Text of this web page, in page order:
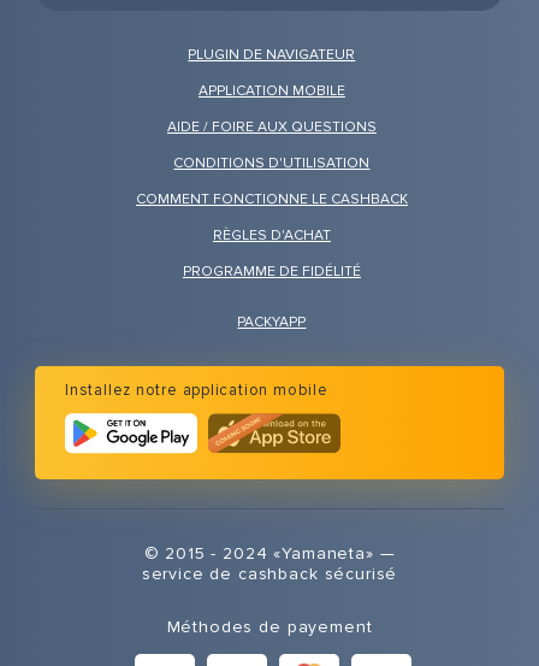
PLUGIN DE NAVIGATEUR
APPLICATION MOBILE
AIDE / FOIRE AUX QUESTIONS
CONDITIONS D'UTILISATION
COMMENT FONCTIONNE LE CASHBACK
RÈGLES D'ACHAT
PROGRAMME DE FIDÉLITÉ
PACKYAPP
Installez notre application mobile
© 2015 - 2024 «Yamaneta» —
service de cashback sécurisé
Méthodes de payement